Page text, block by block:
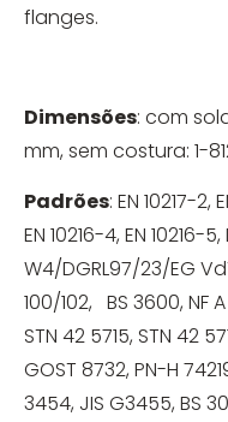
flanges.
Dimensões: com
mm, sem costura: 1-
Padrões: EN 10217-2,
EN 10216-4, EN 10216-
W4/DGRL97/23/EG
100/102, BS 3600, NF
STN 42 5715, STN 42
GOST 8732, PN-H
3454, JIS G3455, BS